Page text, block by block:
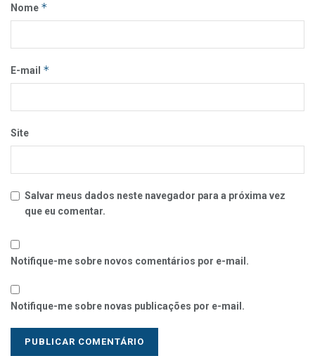
Nome *
E-mail *
Site
Salvar meus dados neste navegador para a próxima vez
que eu comentar.
Notifique-me sobre novos comentários por e-mail.
Notifique-me sobre novas publicações por e-mail.